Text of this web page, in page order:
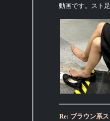
動画です。スト
Re: ブラウン系